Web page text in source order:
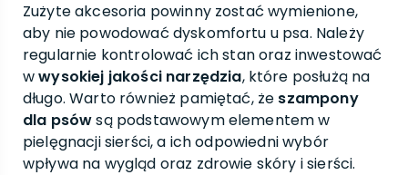
Zużyte akcesoria powinny zostać wymienione,
aby nie powodować dyskomfortu u psa. Należy
regularnie kontrolować ich stan oraz inwestować
wwysokiej jakości narzędzia, które posłużą na
długo. Warto również pamiętać, że szampony
dla psówsą podstawowym elementem w
pielęgnacji sierści, a ich odpowiedni wybór
wpływa na wygląd oraz zdrowie skóry i sierści.